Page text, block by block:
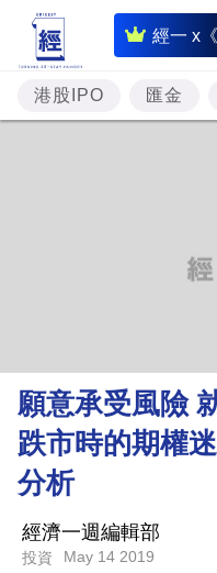
經一 x
即
時
財
經
理
財
商
科
技
港股IPO 匯金
願意承受風險
跌市時的期權
分析
經濟一週編輯部
投資 May 14 2019